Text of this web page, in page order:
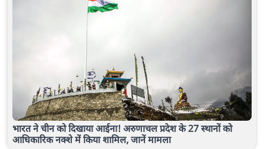
भारत ने चीन को दिखाया आईना! अरुणाचल प्रदेश के 27 स्थानों को
आधिकारिक नक्शे में किया शामिल, जानें मामला